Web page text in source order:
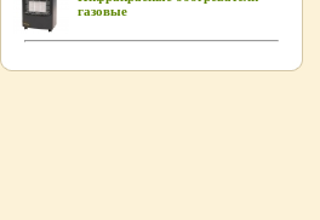
газовые